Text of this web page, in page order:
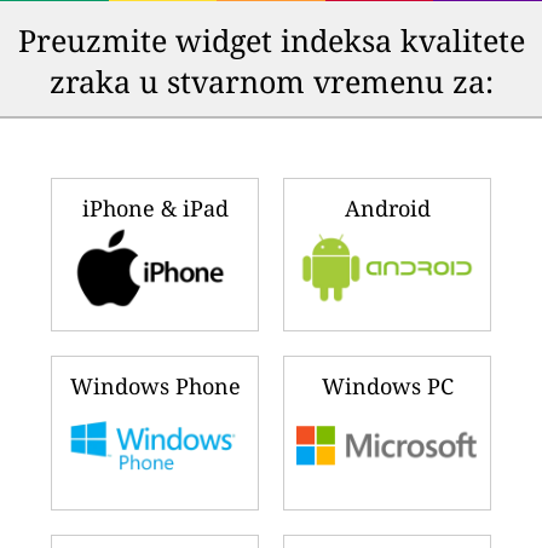
Preuzmite widget indeksa kvalitete
zraka u stvarnom vremenu za:
iPhone & iPad Android
Windows Phone Windows PC